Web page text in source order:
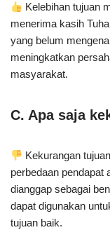
Kelebihan tujuan
menerima kasih
yang belum
meningkatkan
masyarakat.
C. Apa saja
Kekurangan
perbedaan pendapat
dianggap sebagai
dapat digunakan
tujuan baik.